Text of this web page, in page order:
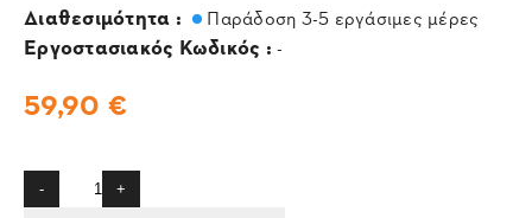
Διαθεσιμότητα : Παράδοση 3-5 εργάσιμες μέρες
Εργοστασιακός Κωδικός : -
59,90 €
- +